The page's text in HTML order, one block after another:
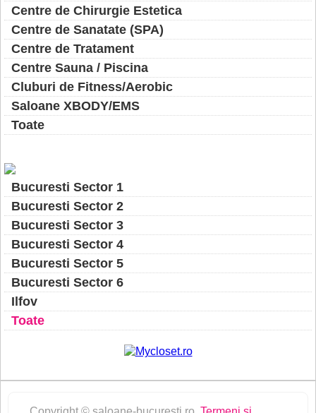
Centre de Chirurgie Estetica
Centre de Sanatate (SPA)
Centre de Tratament
Centre Sauna / Piscina
Cluburi de Fitness/Aerobic
Saloane XBODY/EMS
Toate
Bucuresti Sector 1
Bucuresti Sector 2
Bucuresti Sector 3
Bucuresti Sector 4
Bucuresti Sector 5
Bucuresti Sector 6
Ilfov
Toate